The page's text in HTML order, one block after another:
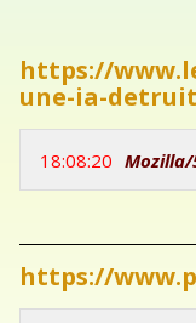
https://
une-ia-
18:08:20 Mozilla/
https://